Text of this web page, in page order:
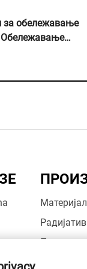
испране смолом и
шљунак,